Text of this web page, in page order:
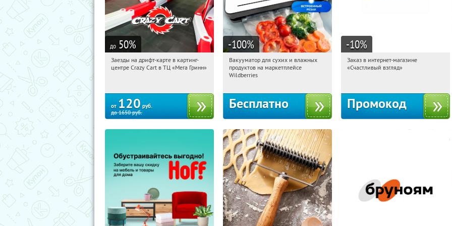
до 50%
07:40:00 Купили:
Заезды на дрифт-карте в картинг-
центре Crazy Cart в ТЦ «Мега Гринн»
от 120 руб.
до1650руб.
-100%
07:40:00 Получили:180
Россия
Вакууматор для сухих и влажных
продуктов на маркетплейсе
Wildberries
Бесплатно
-10%
07:40:00
Получи первым!
Заказ в интернет-магазине
«Счастливый взгляд»
Промокод